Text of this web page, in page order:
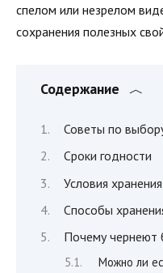
спелом или незрелом
сохранения полезных
Содержание
Советы по
Сроки годности
Условия хранения
Способы
Почему чернеют
Можно ли